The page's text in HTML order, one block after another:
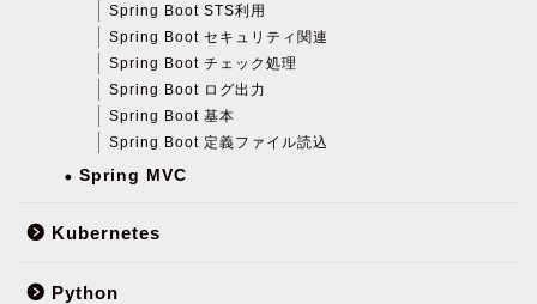
Spring Boot STS利用
Spring Boot セキュリティ関連
Spring Boot チェック処理
Spring Boot ログ出力
Spring Boot 基本
Spring Boot 定義ファイル読込
Spring MVC
Kubernetes
Python